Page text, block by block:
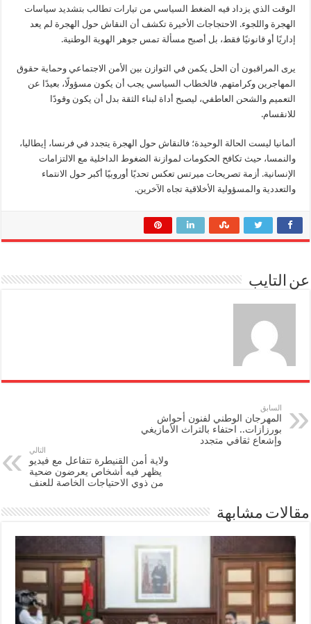
الوقت الذي يزداد فيه الضغط السياسي من تيارات تطالب بتشديد سياسات
الهجرة واللجوء. الاحتجاجات الأخيرة تكشف أن النقاش حول الهجرة لم يعد
إداريًا أو قانونيًا فقط، بل أصبح مسألة تمس جوهر الهوية الوطنية.
يرى المراقبون أن الحل يكمن في التوازن بين الأمن الاجتماعي وحماية حقوق
المهاجرين وكرامتهم. فالخطاب السياسي يجب أن يكون مسؤولًا، بعيدًا عن
التعميم والشحن العاطفي، ليصبح أداة لبناء الثقة بدل أن يكون وقودًا
للانقسام.
ألمانيا ليست الحالة الوحيدة؛ فالنقاش حول الهجرة يتجدد في فرنسا، إيطاليا،
والنمسا، حيث تكافح الحكومات لموازنة الضغوط الداخلية مع الالتزامات
الإنسانية. أزمة تصريحات ميرتس تعكس تحديًا أوروبيًا أكبر حول الانتماء
والتعددية والمسؤولية الأخلاقية تجاه الآخرين.
عن التايب
السابق
المهرجان الوطني لفنون أحواش
بورزازات.. احتفاء بالتراث الأمازيغي
وإشعاع ثقافي متجدد
التالي
ولاية أمن القنيطرة تتفاعل مع فيديو
يظهر فيه أشخاص يعرضون ضحية
من ذوي الاحتياجات الخاصة للعنف
مقالات مشابهة